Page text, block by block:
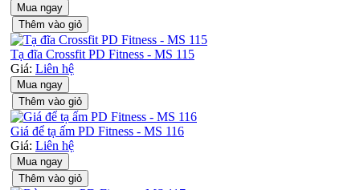
Mua ngay
Thêm vào giỏ
Tạ đĩa Crossfit PD Fitness - MS 115
Giá: Liên hệ
Mua ngay
Thêm vào giỏ
Giá để tạ ấm PD Fitness - MS 116
Giá: Liên hệ
Mua ngay
Thêm vào giỏ